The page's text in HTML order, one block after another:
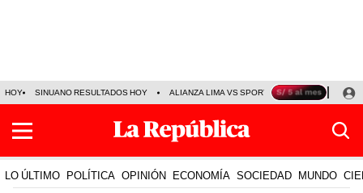
HOY SINUANO RESULTADOS HOY ALIANZA LIMA VS SPORT BOYS JORGE
LO ÚLTIMO POLÍTICA OPINIÓN ECONOMÍA SOCIEDAD MUNDO